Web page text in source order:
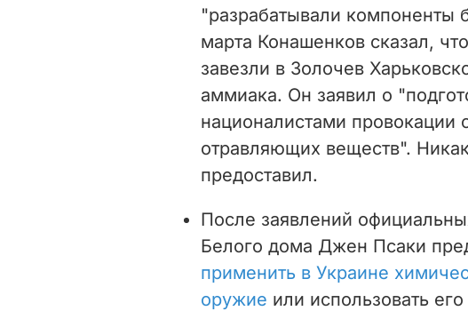
"разрабатывали компоненты
марта Конашенков сказал,
завезли в Золочев
аммиака. Он заявил о
националистами провокации
отравляющих веществ".
предоставил.
После заявлений
Белого дома Джен Псаки
применить в Украине
оружие или использовать